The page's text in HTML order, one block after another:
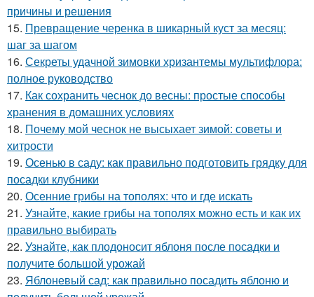
причины и решения
15. Превращение черенка в шикарный куст за месяц:
шаг за шагом
16. Секреты удачной зимовки хризантемы мультифлора:
полное руководство
17. Как сохранить чеснок до весны: простые способы
хранения в домашних условиях
18. Почему мой чеснок не высыхает зимой: советы и
хитрости
19. Осенью в саду: как правильно подготовить грядку для
посадки клубники
20. Осенние грибы на тополях: что и где искать
21. Узнайте, какие грибы на тополях можно есть и как их
правильно выбирать
22. Узнайте, как плодоносит яблоня после посадки и
получите большой урожай
23. Яблоневый сад: как правильно посадить яблоню и